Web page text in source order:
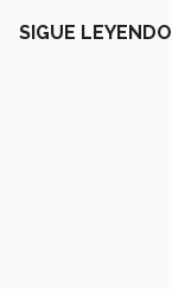
SIGUE LEYENDO